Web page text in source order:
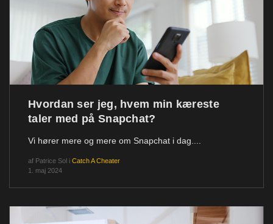
Hvordan ser jeg, hvem min kæreste
taler med på Snapchat?
Vi hører mere og mere om Snapchat i dag....
af Patrice Sol i Catch A Cheater
1. maj 2024